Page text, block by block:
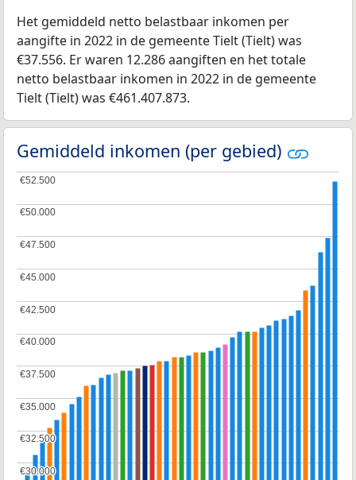
Het gemiddeld netto belastbaar inkomen per
aangifte in 2022 in de gemeente Tielt (Tielt) was
€37.556. Er waren 12.286 aangiften en het totale
netto belastbaar inkomen in 2022 in de gemeente
Tielt (Tielt) was €461.407.873.
Gemiddeld inkomen (per gebied)
€30.000
€30.000
€32.500
€32.500
€35.000
€35.000
€37.500
€37.500
€40.000
€40.000
€42.500
€42.500
€45.000
€45.000
€47.500
€47.500
€50.000
€50.000
€52.500
€52.500